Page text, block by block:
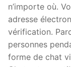
n’importe où.
adresse
vérification.
personnes
forme de chat